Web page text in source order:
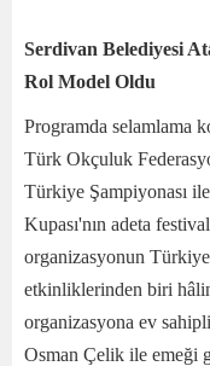
Serdivan Belediyesi
Rol Model Oldu
Programda selamlama
Türk Okçuluk
Türkiye Şampiyonası
Kupası'nın adeta
organizasyonun
etkinliklerinden biri
organizasyona ev
Osman Çelik ile emeği